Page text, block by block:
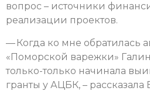
вопрос – источники
реализации проектов.
— Когда ко мне обратилась
«Поморской варежки»
только-только начинала
гранты у АЦБК, –